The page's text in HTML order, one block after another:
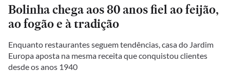
Bolinha chega aos 80 anos fiel ao feijão,
ao fogão e à tradição
Enquanto restaurantes seguem tendências, casa do Jardim
Europa aposta na mesma receita que conquistou clientes
desde os anos 1940